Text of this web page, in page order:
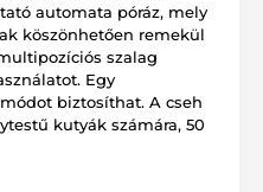
automata póráz, mely
köszönhetően remekül
szalag
Egy
biztosíthat. A cseh
kutyák számára, 50